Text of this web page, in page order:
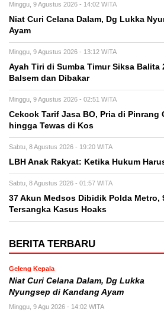
Minggu, 9 Agustus 2026 - 14:02 WITA
Niat Curi Celana Dalam, Dg Lukka
Ayam
Minggu, 9 Agustus 2026 - 13:12 WITA
Ayah Tiri di Sumba Timur Siksa Balita
Balsem dan Dibakar
Minggu, 9 Agustus 2026 - 02:51 WITA
Cekcok Tarif Jasa BO, Pria di Pinrang
hingga Tewas di Kos
Sabtu, 8 Agustus 2026 - 19:20 WITA
LBH Anak Rakyat: Ketika Hukum
Sabtu, 8 Agustus 2026 - 01:57 WITA
37 Akun Medsos Dibidik Polda Metro,
Tersangka Kasus Hoaks
BERITA TERBARU
Geleng Kepala
Niat Curi Celana Dalam, Dg Lukka
Nyungsep di Kandang Ayam
Minggu, 9 Agu 2026 - 14:02 WITA